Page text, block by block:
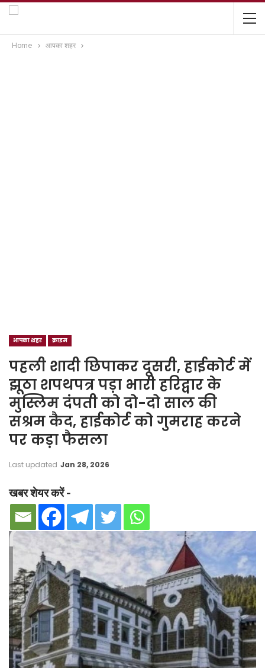
Home आपका शहर
आपका शहर क्राइम
पहली शादी छिपाकर दूसरी, हाईकोर्ट में
झूठा शपथपत्र पड़ा भारी हरिद्वार के
मुस्लिम दंपती को दो-दो साल की
सश्रम कैद, हाईकोर्ट को गुमराह करने
पर कड़ा फैसला
Last updated Jan 28, 2026
खबर शेयर करें -